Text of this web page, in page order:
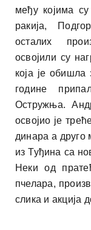
међу којима
ракија,
осталих
освојили су
која је
године
Остружња.
освојио је
динара а друго
из Туђина са
Неки од
пчелара,
слика и акција